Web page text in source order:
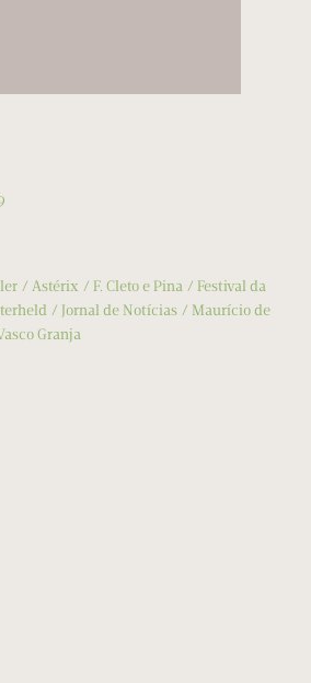
Astérix F. Cleto e Pina
Festival da
Jornal de Notícias
Maurício de
Granja